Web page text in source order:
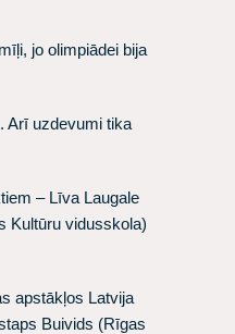
jo olimpiādei bija
Arī uzdevumi tika
– Līva Laugale
Kultūru vidusskola)
apstākļos Latvija
Buivids (Rīgas